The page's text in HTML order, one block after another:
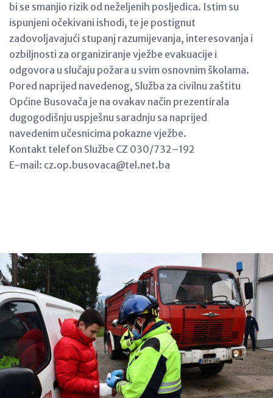
bi se smanjio rizik od neželjenih posljedica. Istim su
ispunjeni očekivani ishodi, te je postignut
zadovoljavajući stupanj razumijevanja, interesovanja i
ozbiljnosti za organiziranje vježbe evakuacije i
odgovora u slučaju požara u svim osnovnim školama.
Pored naprijed navedenog, Služba za civilnu zaštitu
Općine Busovača je na ovakav način prezentirala
dugogodišnju uspješnu saradnju sa naprijed
navedenim učesnicima pokazne vježbe.
Kontakt telefon Službe CZ 030/732–192
E-mail: cz.op.busovaca@tel.net.ba